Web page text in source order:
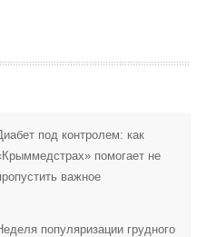
под контролем: как
помогает не
важное
популяризации грудного